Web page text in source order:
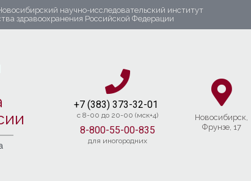
научно-исследовательский институт
здравоохранения Российской Федерации
+7 (383) 373-32-01​
c 8-00 до 20-00 (мск+4)
8-800-55-00-835
для иногородних
Новосибирcк,
Фрунзе, 17